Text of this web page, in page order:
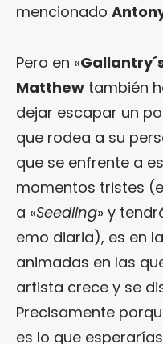
mencionado
Pero en «
Matthew también
dejar escapar un
que rodea a su
que se enfrente a
momentos tristes
a «Seedling» y
emo diaria), es en
animadas en las
artista crece y se
Precisamente
es lo que